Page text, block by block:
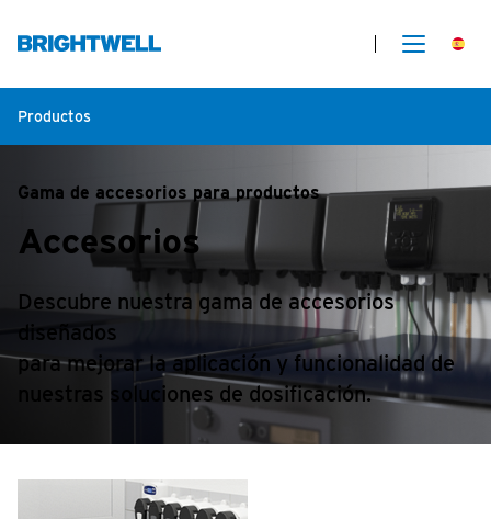
Productos
Gama de accesorios para productos
Accesorios
Descubre nuestra gama de accesorios
diseñados
para mejorar la aplicación y funcionalidad de
nuestras soluciones de dosificación.